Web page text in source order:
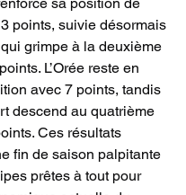
points, suivie désormais
grimpe à la deuxième
L’Orée reste en
avec 7 points, tandis
descend au quatrième
Ces résultats
fin de saison palpitante
prêtes à tout pour